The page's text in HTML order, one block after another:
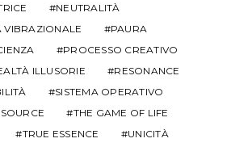
NEUTRALITÀ
VIBRAZIONALE
PAURA
PROCESSO CREATIVO
ILLUSORIE
RESONANCE
SISTEMA OPERATIVO
SOURCE
THE GAME OF LIFE
TRUE ESSENCE
UNICITÀ